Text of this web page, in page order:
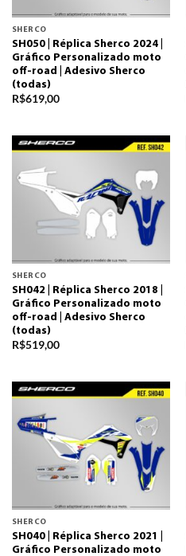
SHERCO
SH050 | Réplica Sherco 2024 |
Gráfico Personalizado moto
off-road | Adesivo Sherco
(todas)
R$619,00
SHERCO
SH042 | Réplica Sherco 2018 |
Gráfico Personalizado moto
off-road | Adesivo Sherco
(todas)
R$519,00
SHERCO
SH040 | Réplica Sherco 2021 |
Gráfico Personalizado moto